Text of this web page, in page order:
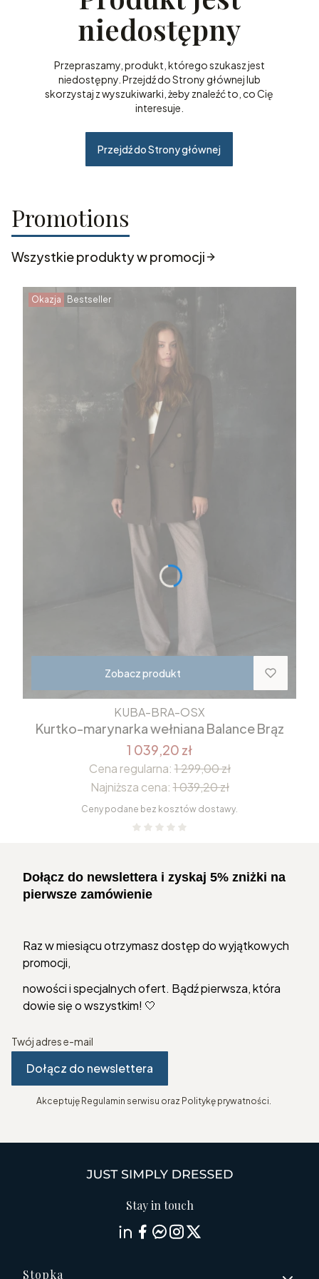
niedostępny
Przepraszamy, produkt, którego szukasz jest
niedostępny. Przejdź do Strony głównej lub
skorzystaj z wyszukiwarki, żeby znaleźć to, co Cię
interesuje.
Przejdź do Strony głównej
Promotions
Wszystkie produkty w promocji
Okazja Bestseller
Zobacz produkt
KUBA-BRA-OSX
Kurtko-marynarka wełniana Balance Brąz
1 039,20 zł
Cena regularna: 1 299,00 zł
Najniższa cena: 1 039,20 zł
Ceny podane bez kosztów dostawy.
Dołącz do newslettera i zyskaj 5% zniżki na
pierwsze zamówienie
Raz w miesiącu otrzymasz dostęp do wyjątkowych
promocji,
nowości i specjalnych ofert. Bądź pierwsza, która
dowie się o wszystkim! 🤍
Twój adres e-mail
Dołącz do newslettera
Akceptuję Regulamin serwisu oraz Politykę prywatności.
Stay in touch
Stopka